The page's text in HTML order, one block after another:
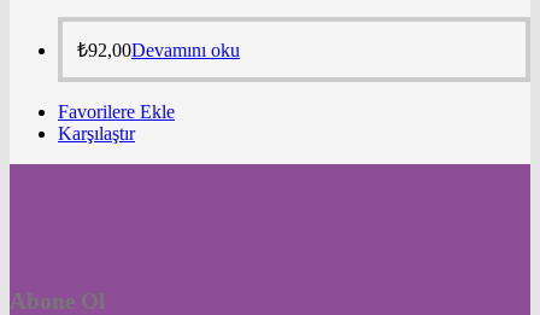
₺92,00Devamını oku
Favorilere Ekle
Karşılaştır
Abone Ol